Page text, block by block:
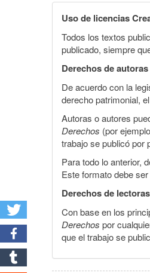
Uso de licencias
Todos los textos
publicado, siempre
Derechos de
De acuerdo con la
derecho patrimonial,
Autoras o autores
Derechos (por
trabajo se publicó por
Para todo lo anterior,
Este formato debe
Derechos de
Con base en los
Derechos por
que el trabajo se